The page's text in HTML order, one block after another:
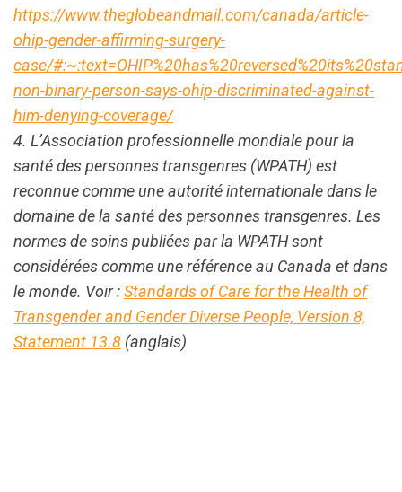
https://www.theglobeandmail.com/canada/article-
ohip-gender-affirming-surgery-
case/
non-binary-person-says-ohip-discriminated-against-
him-denying-coverage/
4. L’Association professionnelle mondiale pour la
santé des personnes transgenres (WPATH) est
reconnue comme une autorité internationale dans le
domaine de la santé des personnes transgenres. Les
normes de soins publiées par la WPATH sont
considérées comme une référence au Canada et dans
le monde. Voir :Standards of Care for the Health of
Transgender and Gender Diverse People, Version 8,
Statement 13.8 (anglais)